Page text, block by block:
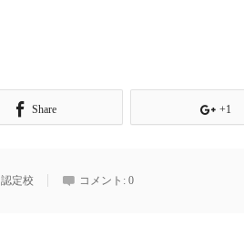
Share +1
認定校 コメント: 0